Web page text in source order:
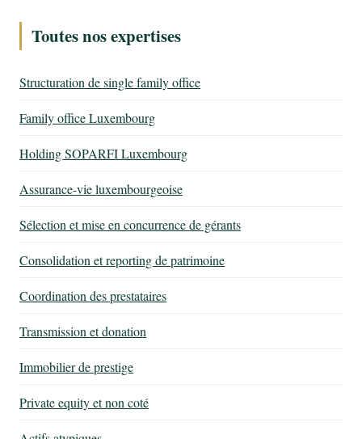
Toutes nos expertises
Structuration de single family office
Family office Luxembourg
Holding SOPARFI Luxembourg
Assurance-vie luxembourgeoise
Sélection et mise en concurrence de gérants
Consolidation et reporting de patrimoine
Coordination des prestataires
Transmission et donation
Immobilier de prestige
Private equity et non coté